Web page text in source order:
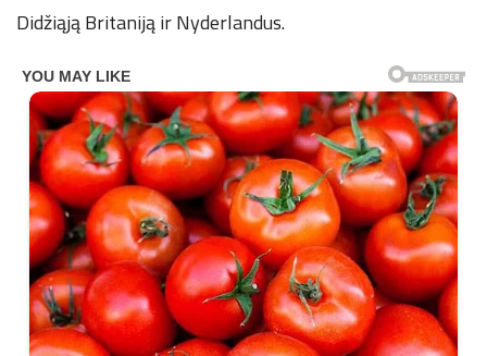
Didžiąją Britaniją ir Nyderlandus.